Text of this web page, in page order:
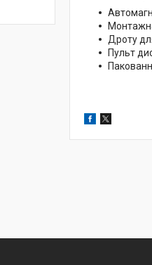
Дроту
Пульт